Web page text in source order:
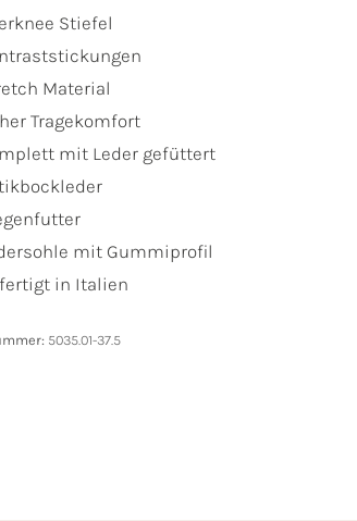
Stiefel
Material
Tragekomfort
mit Leder gefüttert
mit Gummiprofil
in Italien
5035.01-37.5